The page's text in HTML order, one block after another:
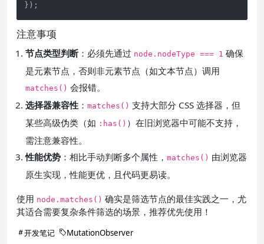
});
注意事项
节点类型判断：必须先通过 node.nodeType === 1 确保
是元素节点，否则非元素节点（如文本节点）调用
matches() 会报错。
选择器兼容性 ： matches() 支持大部分 CSS 选择器，但
某些高级伪类（如 :has() ）在旧浏览器中可能不支持，
需注意兼容性。
性能优势 ：相比手动判断多个属性， matches() 由浏览器
原生实现，性能更优，且代码更易读。
使用 node.matches() 确实是筛选节点的最佳实践之一，尤
其适合需要复杂条件筛选的场景，推荐优先使用！
开发笔记 MutationObserver